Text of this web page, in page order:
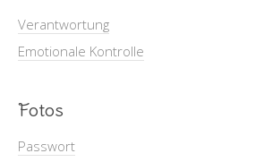
Verantwortung
Emotionale Kontrolle
Fotos
Passwort